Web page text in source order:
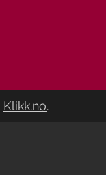
Klikk.no.